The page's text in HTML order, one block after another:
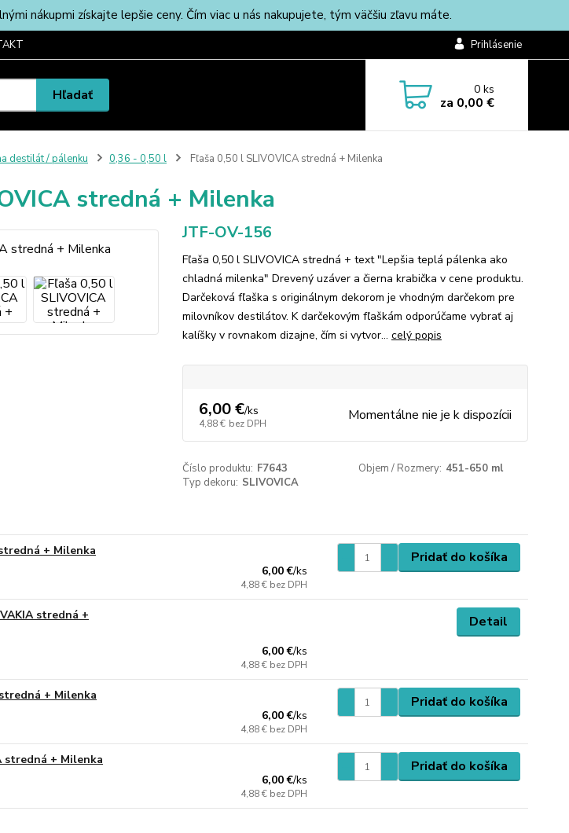
nákupmi získajte lepšie ceny. Čím viac u nás nakupujete, tým väčšiu zľavu máte.
Prihlásenie
Hľadať 0ks
za 0,00 €
destilát / pálenku 0,36 - 0,50 l Fľaša 0,50 l SLIVOVICA stredná + Milenka
stredná + Milenka
JTF-OV-156
Fľaša 0,50 l SLIVOVICA stredná + text "Lepšia teplá pálenka ako
chladná milenka" Drevený uzáver a čierna krabička v cene produktu.
Darčeková fľaška s originálnym dekorom je vhodným darčekom pre
milovníkov destilátov. K darčekovým fľaškám odporúčame vybrať aj
kalíšky v rovnakom dizajne, čím si vytvor... celý popis
6,00 €/ks
4,88 € bez DPH Momentálne nie je k dispozícii
Číslo produktu: F7643 Objem / Rozmery: 451-650 ml
Typ dekoru: SLIVOVICA
+ Milenka
6,00 €/ks
4,88 € bez DPH
Pridať do košíka
stredná +
6,00 €/ks
4,88 € bez DPH
Detail
+ Milenka
6,00 €/ks
4,88 € bez DPH
Pridať do košíka
stredná + Milenka
6,00 €/ks
4,88 € bez DPH
Pridať do košíka